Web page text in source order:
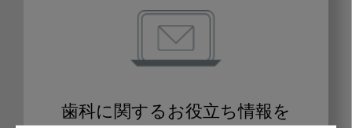
歯科に関するお役立ち情報を